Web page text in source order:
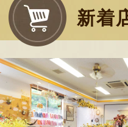
新着